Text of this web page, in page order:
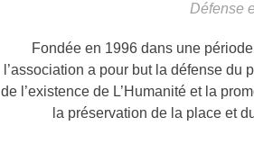
Défense
Fondée en 1996 dans une
l’association a pour but la défense
de l’existence de L’Humanité et la
la préservation de la place et